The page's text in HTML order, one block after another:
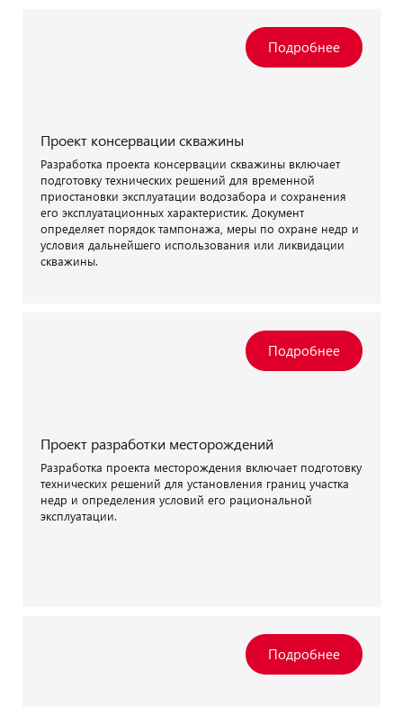
Проект консервации скважины
Разработка проекта консервации скважины включает
подготовку технических решений для временной
приостановки эксплуатации водозабора и сохранения
его эксплуатационных характеристик. Документ
определяет порядок тампонажа, меры по охране недр и
условия дальнейшего использования или ликвидации
скважины.
Проект разработки месторождений
Разработка проекта месторождения включает подготовку
технических решений для установления границ участка
недр и определения условий его рациональной
эксплуатации.